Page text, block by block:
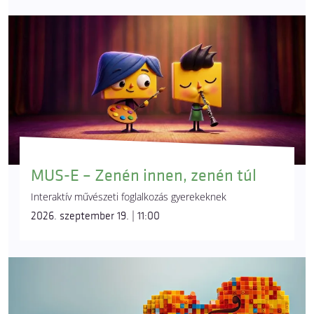
MUS-E – Zenén innen, zenén túl
Interaktív művészeti foglalkozás gyerekeknek
2026. szeptember 19. | 11:00